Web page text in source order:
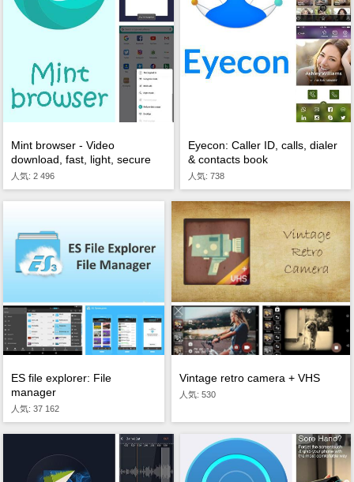
Mint browser - Video
download, fast, light, secure
人気: 2 496
Eyecon: Caller ID, calls, dialer
& contacts book
人気: 738
ES file explorer: File
manager
人気: 37 162
Vintage retro camera + VHS
人気: 530